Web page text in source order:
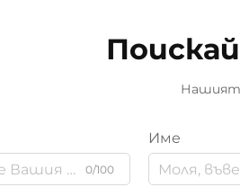
Нашият
0/100
Име